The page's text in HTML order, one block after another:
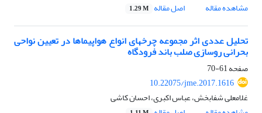
مشاهده مقاله
اصل مقاله 1.29 M
تحلیل عددی اثر مجموعه چرخ‏های انواع هواپیماها در تعیین نواحی
بحرانی روسازی صلب باند فرودگاه
صفحه61-70
10.22075/jme.2017.1616
غلامعلی شفابخش، عباس اکبری، احسان کاشی